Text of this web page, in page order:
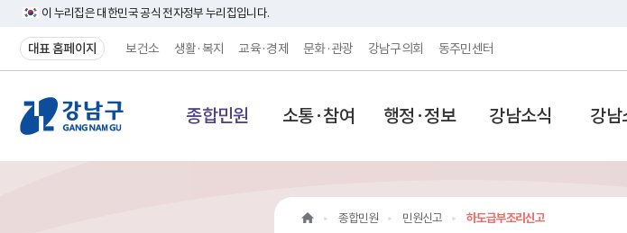
이 누리집은 대한민국 공식 전자정부 누리집입니다.
대표 홈페이지 보건소 생활·복지 교육·경제 문화·관광 강남구의회 동주민센터
강
남
종합민원 소통·참여 행정·정보 강남소식 강남
종합민원 민원신고 하도급부조리신고